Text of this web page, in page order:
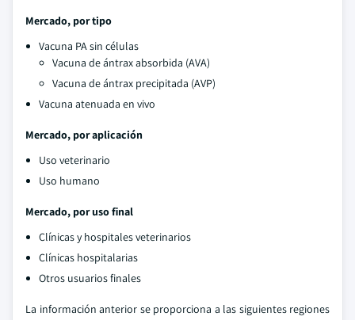
Mercado, por tipo
Vacuna PA sin células
Vacuna de ántrax absorbida (AVA)
Vacuna de ántrax precipitada (AVP)
Vacuna atenuada en vivo
Mercado, por aplicación
Uso veterinario
Uso humano
Mercado, por uso final
Clínicas y hospitales veterinarios
Clínicas hospitalarias
Otros usuarios finales
La información anterior se proporciona a las siguientes regiones